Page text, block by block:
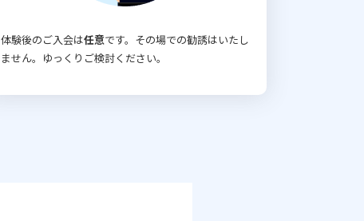
体験後のご入会は任意です。その場での勧誘はいたし
ません。ゆっくりご検討ください。